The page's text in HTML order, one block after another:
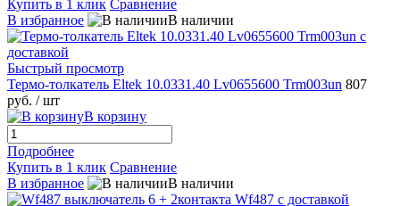
Купить в 1 клик Сравнение
В избранное
В наличии
Быстрый просмотр
Термо-толкатель Eltek 10.0331.40 Lv0655600 Trm003un 807
руб. / шт
В корзину
Подробнее
Купить в 1 клик Сравнение
В избранное
В наличии